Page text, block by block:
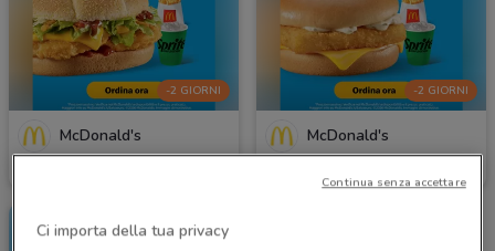
-2 GIORNI
McDonald's
-2 GIORNI
McDonald's
Ci importa della tua privacy
Continua senza accettare